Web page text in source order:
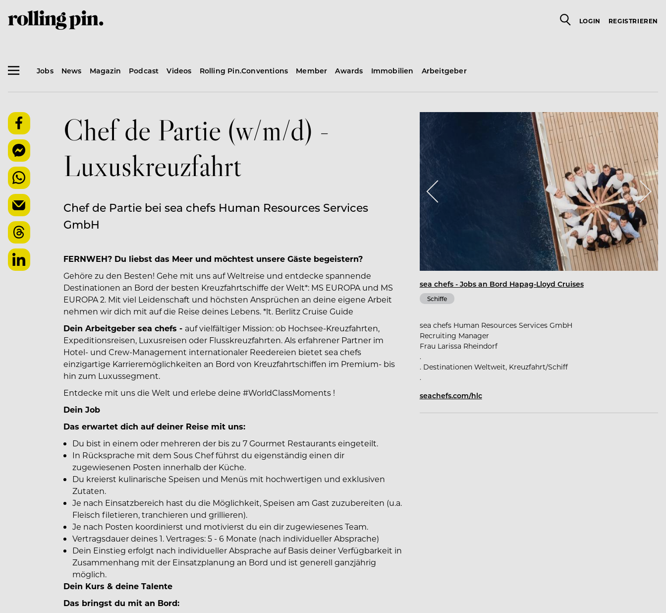
LOGIN REGISTRIEREN
Jobs News Magazin Podcast Videos Rolling Pin.Conventions Member Awards Immobilien Arbeitgeber
Chef de Partie (w/m/d) -
Luxuskreuzfahrt
Chef de Partie bei sea chefs Human Resources Services
GmbH
FERNWEH? Du liebst das Meer und möchtest unsere Gäste begeistern?
Gehöre zu den Besten! Gehe mit uns auf Weltreise und entdecke spannende
Destinationen an Bord der besten Kreuzfahrtschiffe der Welt*: MS EUROPA und MS
EUROPA 2. Mit viel Leidenschaft und höchsten Ansprüchen an deine eigene Arbeit
nehmen wir dich mit auf die Reise deines Lebens. *lt. Berlitz Cruise Guide
Dein Arbeitgeber sea chefs - auf vielfältiger Mission: ob Hochsee-Kreuzfahrten,
Expeditionsreisen, Luxusreisen oder Flusskreuzfahrten. Als erfahrener Partner im
Hotel- und Crew-Management internationaler Reedereien bietet sea chefs
einzigartige Karrieremöglichkeiten an Bord von Kreuzfahrtschiffen im Premium- bis
hin zum Luxussegment.
Entdecke mit uns die Welt und erlebe deine #WorldClassMoments !
Dein Job
Das erwartet dich auf deiner Reise mit uns:
Du bist in einem oder mehreren der bis zu 7 Gourmet Restaurants eingeteilt.
In Rücksprache mit dem Sous Chef führst du eigenständig einen dir
zugewiesenen Posten innerhalb der Küche.
Du kreierst kulinarische Speisen und Menüs mit hochwertigen und exklusiven
Zutaten.
Je nach Einsatzbereich hast du die Möglichkeit, Speisen am Gast zuzubereiten (u.a.
Fleisch filetieren, tranchieren und grillieren).
Je nach Posten koordinierst und motivierst du ein dir zugewiesenes Team.
Vertragsdauer deines 1. Vertrages: 5 - 6 Monate (nach individueller Absprache)
Dein Einstieg erfolgt nach individueller Absprache auf Basis deiner Verfügbarkeit in
Zusammenhang mit der Einsatzplanung an Bord und ist generell ganzjährig
möglich.
Dein Kurs & deine Talente
Das bringst du mit an Bord:
sea chefs - Jobs an Bord Hapag-Lloyd Cruises
Schiffe
sea chefs Human Resources Services GmbH
Recruiting Manager
Frau Larissa Rheindorf
.
. Destinationen Weltweit, Kreuzfahrt/Schiff
.
seachefs.com/hlc